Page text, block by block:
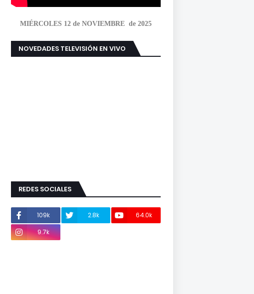
MIÉRCOLES 12 de NOVIEMBRE de 2025
NOVEDADES TELEVISIÓN EN VIVO
REDES SOCIALES
109k 2.8k
64.0k
9.7k